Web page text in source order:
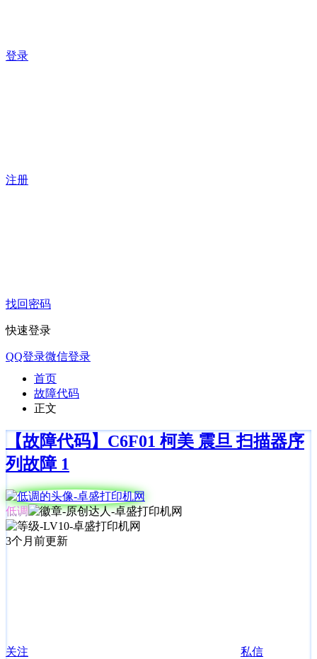
登录
注册
找回密码
快速登录
QQ登录微信登录
首页
故障代码
正文
【故障代码】C6F01 柯美 震旦 扫描器序
列故障 1
低调
3个月前更新
关注 私信